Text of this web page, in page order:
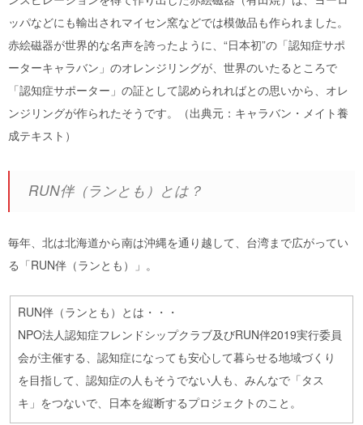
ッパなどにも輸出されマイセン窯などでは模倣品も作られました。
赤絵磁器が世界的な名声を誇ったように、“日本初”の「認知症サポ
ーターキャラバン」のオレンジリングが、世界のいたるところで
「認知症サポーター」の証として認められればとの思いから、オレ
ンジリングが作られたそうです。（出典元：キャラバン・メイト養
成テキスト）
RUN伴（ランとも）とは？
毎年、北は北海道から南は沖縄を通り越して、台湾まで広がってい
る「RUN伴（ランとも）」。
RUN伴（ランとも）とは・・・
NPO法人認知症フレンドシップクラブ及びRUN伴2019実行委員
会が主催する、認知症になっても安心して暮らせる地域づくり
を目指して、認知症の人もそうでない人も、みんなで「タス
キ」をつないで、日本を縦断するプロジェクトのこと。